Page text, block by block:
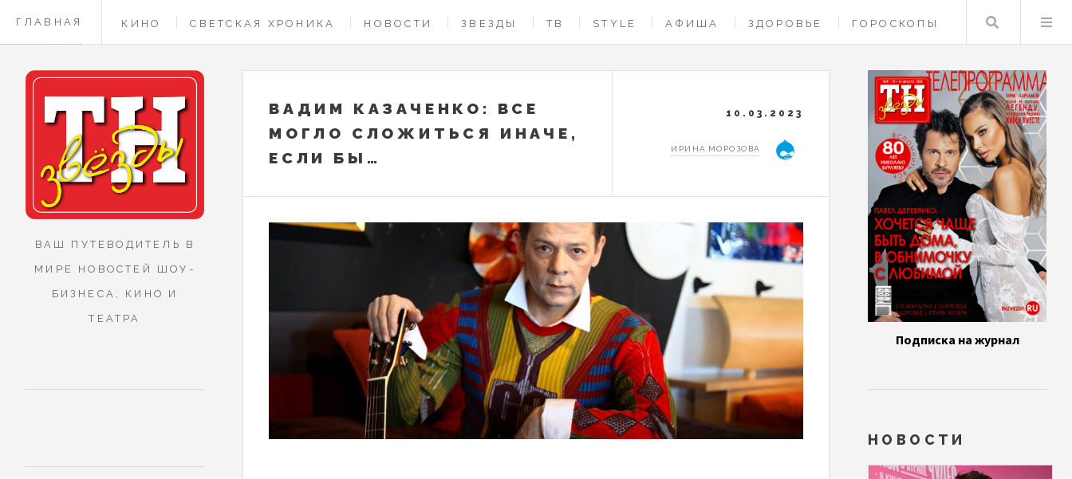
ГЛАВНАЯ КИНО СВЕТСКАЯ ХРОНИКА НОВОСТИ ЗВЕЗДЫ ТВ STYLE АФИША ЗДОРОВЬЕ ГОРОСКОПЫ
КОНТАКТЫ
Поиск
ВАДИМ КАЗАЧЕНКО: ВСЕ
МОГЛО СЛОЖИТЬСЯ ИНАЧЕ,
ЕСЛИ БЫ…
10.03.2023
ИРИНА МОРОЗОВА
ВАШ ПУТЕВОДИТЕЛЬ В
МИРЕ НОВОСТЕЙ ШОУ-
БИЗНЕСА, КИНО И
ТЕАТРА
Подписка на журнал
НОВОСТИ